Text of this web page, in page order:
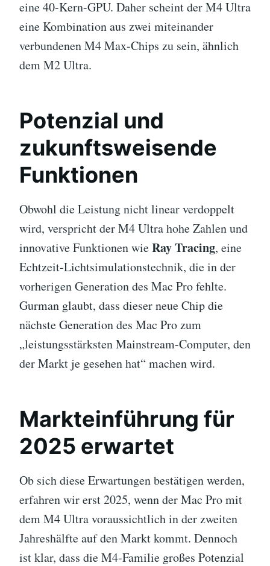
eine 40-Kern-GPU. Daher scheint der M4 Ultra
eine Kombination aus zwei miteinander
verbundenen M4 Max-Chips zu sein, ähnlich
dem M2 Ultra.
Potenzial und
zukunftsweisende
Funktionen
Obwohl die Leistung nicht linear verdoppelt
wird, verspricht der M4 Ultra hohe Zahlen und
innovative Funktionen wieRay Tracing, eine
Echtzeit-Lichtsimulationstechnik, die in der
vorherigen Generation des Mac Pro fehlte.
Gurman glaubt, dass dieser neue Chip die
nächste Generation des Mac Pro zum
„leistungsstärksten Mainstream-Computer, den
der Markt je gesehen hat“ machen wird.
Markteinführung für
2025 erwartet
Ob sich diese Erwartungen bestätigen werden,
erfahren wir erst 2025, wenn der Mac Pro mit
dem M4 Ultra voraussichtlich in der zweiten
Jahreshälfte auf den Markt kommt. Dennoch
ist klar, dass die M4-Familie großes Potenzial